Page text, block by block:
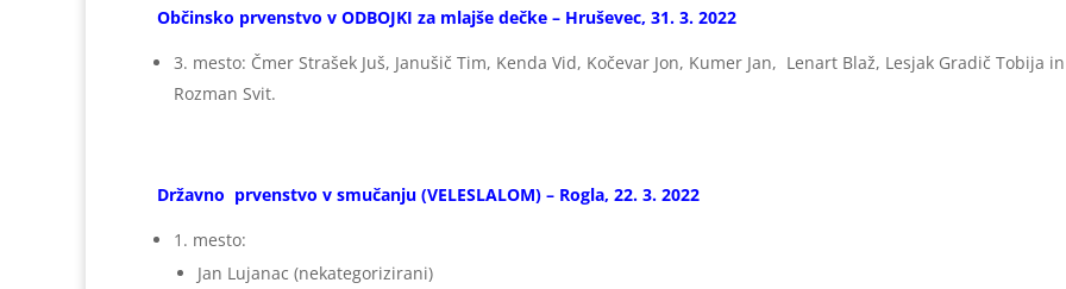
Občinsko prvenstvo v ODBOJKI za mlajše dečke – Hruševec, 31. 3. 2022
3. mesto: Čmer Strašek Juš, Janušič Tim, Kenda Vid, Kočevar Jon, Kumer Jan, Lenart Blaž, Lesjak Gradič Tobija in
Rozman Svit.
Državno prvenstvo v smučanju (VELESLALOM) – Rogla, 22. 3. 2022
1. mesto:
Jan Lujanac (nekategorizirani)